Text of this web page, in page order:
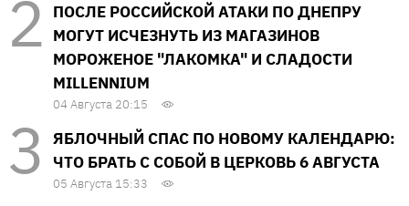
ПОСЛЕ РОССИЙСКОЙ АТАКИ ПО ДНЕПРУ
МОГУТ ИСЧЕЗНУТЬ ИЗ МАГАЗИНОВ
МОРОЖЕНОЕ "ЛАКОМКА" И СЛАДОСТИ
MILLENNIUM
04 Августа 20:15
ЯБЛОЧНЫЙ СПАС ПО НОВОМУ КАЛЕНДАРЮ:
ЧТО БРАТЬ С СОБОЙ В ЦЕРКОВЬ 6 АВГУСТА
05 Августа 15:33